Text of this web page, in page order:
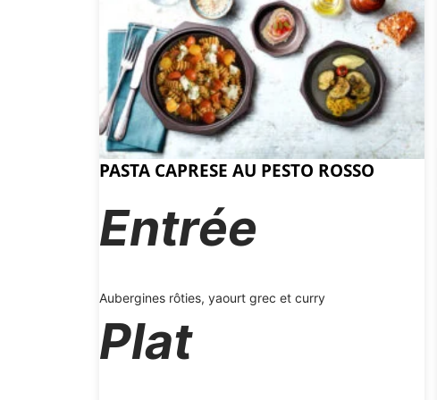
PASTA CAPRESE AU PESTO ROSSO
Entrée
Aubergines rôties, yaourt grec et curry
Plat